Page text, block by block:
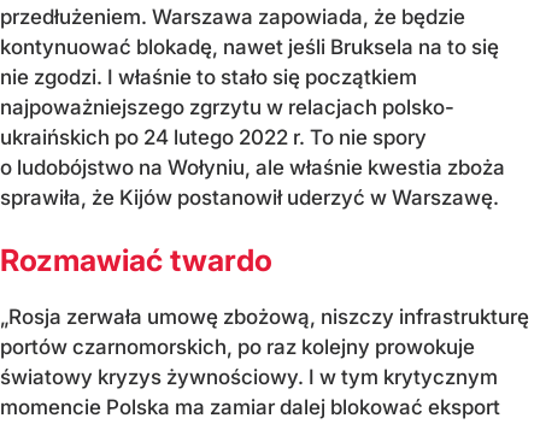
przedłużeniem. Warszawa zapowiada, że będzie
kontynuować blokadę, nawet jeśli Bruksela na to się
nie zgodzi. I właśnie to stało się początkiem
najpoważniejszego zgrzytu w relacjach polsko-
ukraińskich po 24 lutego 2022 r. To nie spory
o ludobójstwo na Wołyniu, ale właśnie kwestia zboża
sprawiła, że Kijów postanowił uderzyć w Warszawę.
Rozmawiać twardo
„Rosja zerwała umowę zbożową, niszczy infrastrukturę
portów czarnomorskich, po raz kolejny prowokuje
światowy kryzys żywnościowy. I w tym krytycznym
momencie Polska ma zamiar dalej blokować eksport